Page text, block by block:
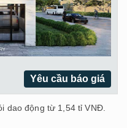
Yêu cầu báo giá
dao động từ 1,54 tỉ VNĐ.